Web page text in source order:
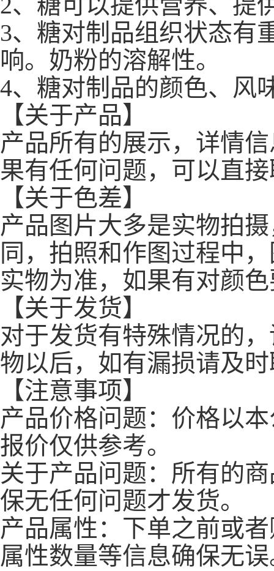
3、糖对制品组织状态有
响。奶粉的溶解性。
4、糖对制品的颜色、风
【关于产品】
产品所有的展示，详情
果有任何问题，可以直
【关于色差】
产品图片大多是实物拍
同，拍照和作图过程中
实物为准，如果有对颜
【关于发货】
对于发货有特殊情况的
物以后，如有漏损请及
【注意事项】
产品价格问题：价格以
报价仅供参考。
关于产品问题：所有的
保无任何问题才发货。
产品属性：下单之前或
属性数量等信息确保无